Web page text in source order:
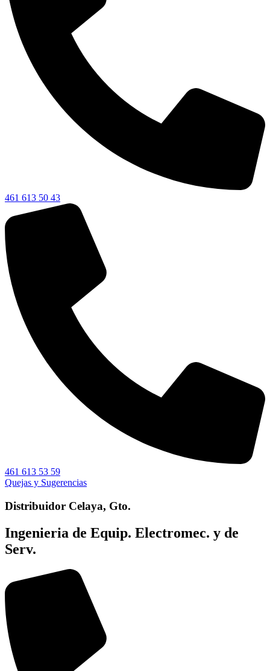
461 613 50 43
461 613 53 59
Quejas y Sugerencias
Distribuidor Celaya, Gto.
Ingenieria de Equip. Electromec. y de
Serv.